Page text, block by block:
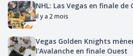
NHL: Las Vegas en finale de
il y a 2 mois
Vegas Golden Knights
l'Avalanche en finale Ouest